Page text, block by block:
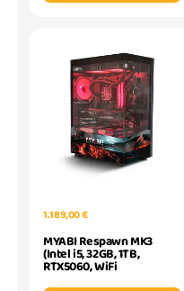
1.189,00 €
MYABI Respawn MK3
(Intel i5, 32GB, 1TB,
RTX5060, WiFi